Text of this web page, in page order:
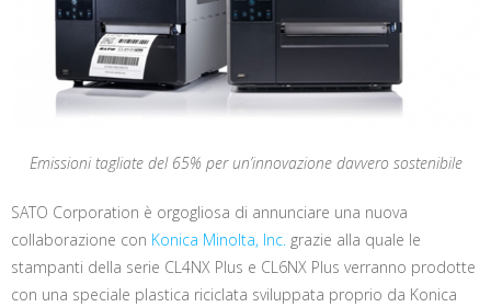
Emissioni tagliate del 65% per un’innovazione davvero sostenibile
SATO Corporation è orgogliosa di annunciare una nuova
collaborazione con Konica Minolta, Inc. grazie alla quale le
stampanti della serie CL4NX Plus e CL6NX Plus verranno prodotte
con una speciale plastica riciclata sviluppata proprio da Konica